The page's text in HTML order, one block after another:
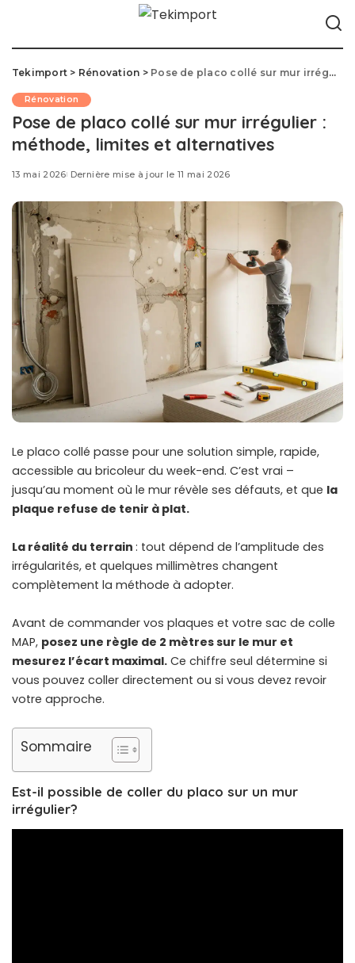
Tekimport > Rénovation > Pose de placo collé sur mur irrégulier : méthode, limites et alternatives
Rénovation
Pose de placo collé sur mur irrégulier :
méthode, limites et alternatives
13 mai 2026 Dernière mise à jour le 11 mai 2026
Le placo collé passe pour une solution simple, rapide,
accessible au bricoleur du week-end. C’est vrai –
jusqu’au moment où le mur révèle ses défauts, et que la
plaque refuse de tenir à plat.
La réalité du terrain : tout dépend de l’amplitude des
irrégularités, et quelques millimètres changent
complètement la méthode à adopter.
Avant de commander vos plaques et votre sac de colle
MAP, posez une règle de 2 mètres sur le mur et
mesurez l’écart maximal. Ce chiffre seul détermine si
vous pouvez coller directement ou si vous devez revoir
votre approche.
Sommaire
Est-il possible de coller du placo sur un mur
irrégulier?